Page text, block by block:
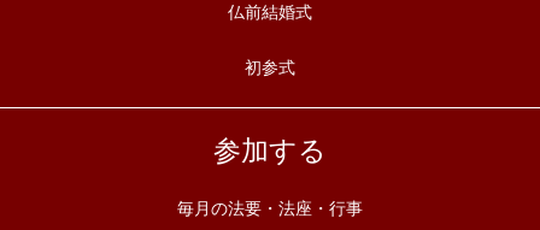
仏前結婚式
初参式
参加する
毎月の法要・法座・行事